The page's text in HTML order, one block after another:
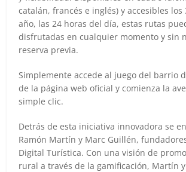
catalán, francés e inglés) y accesibles los
año, las 24 horas del día, estas rutas
disfrutadas en cualquier momento y sin
reserva previa.
Simplemente accede al juego del barrio
de la página web oficial y comienza la
simple clic.
Detrás de esta iniciativa innovadora se
Ramón Martín y Marc Guillén,
Digital Turística. Con una visión de
rural a través de la gamificación, Martín